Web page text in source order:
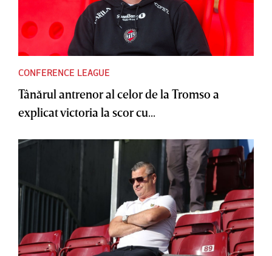
CONFERENCE LEAGUE
Tânărul antrenor al celor de la Tromso a
explicat victoria la scor cu...